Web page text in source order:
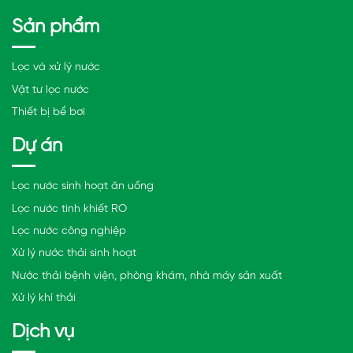
Đào tạo nhân viên: Đảm bảo rằng những người thực hiện
bảo trì và bảo dưỡng có đủ kiến thức và kỹ năng cần
thiết. Đào tạo định kỳ và cập nhật kiến thức mới là quan
trọng để đảm bảo tính hiệu quả và an toàn của quá trình
bảo trì.
Sản phẩm
Lọc và xử lý nước
Vật tư lọc nước
Thiết bị bể bơi
Dự án
Lọc nước sinh hoạt ăn uống
Lọc nước tinh khiết RO
Lọc nước công nghiệp
Xử lý nước thải sinh hoạt
Nước thải bệnh viện, phòng khám, nhà máy sản xuất
Xử lý khí thải
Dịch vụ